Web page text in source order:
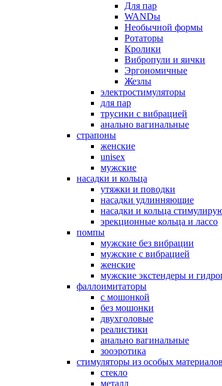
Для пар
WANDы
Необычной формы
Ротаторы
Кролики
Вибропули и яички
Эргономичные
Жезлы
электростимуляторы
для пар
трусики с вибрацией
анально вагинальные
страпоны
женские
unisex
мужские
насадки и кольца
утяжки и поводки
насадки удлинняющие
насадки и кольца
эрекционные кольца и лассо
помпы
мужские без вибрации
мужские с вибрацией
женские
мужские экстендеры и
фаллоимитаторы
с мошонкой
без мошонки
двухголовые
реалистики
анально вагинальные
зооэротика
стимуляторы из особых материалов
стекло
металл